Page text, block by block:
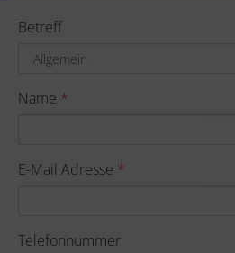
Betreff
Name *
E-Mail Adresse *
Telefonnummer